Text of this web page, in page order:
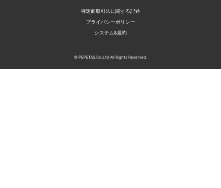
特定商取引法に関する記述
プライバシーポリシー
システム&規約
© PEPETAS.Co.Ltd All Rights Reserved.